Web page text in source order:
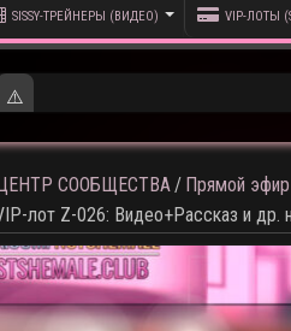
SISSY-ТРЕЙНЕРЫ (ВИДЕО) VIP-ЛОТЫ
⚠️ Кадры из предстоящего ролика
СООБЩЕСТВА / Прямой эфир
лот Z-026: Видео+Рассказ и др.